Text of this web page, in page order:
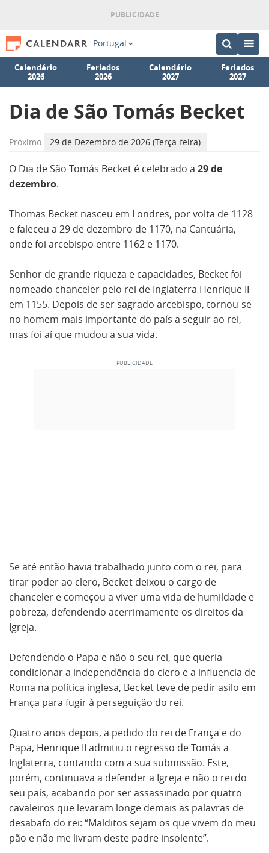
Portugal
Calendário
2026
Feriados
2026
Calendário
2027
Feriados
2027
Dia de São Tomás Becket
Próximo 29 de Dezembro de 2026 (Terça-feira)
O Dia de São Tomás Becket é celebrado a 29 de
dezembro.
Thomas Becket nasceu em Londres, por volta de 1128
e faleceu a 29 de dezembro de 1170, na Cantuária,
onde foi arcebispo entre 1162 e 1170.
Senhor de grande riqueza e capacidades, Becket foi
nomeado chanceler pelo rei de Inglaterra Henrique II
em 1155. Depois de ser sagrado arcebispo, tornou-se
no homem mais importante do país a seguir ao rei,
mas foi aí que mudou a sua vida.
Se até então havia trabalhado junto com o rei, para
tirar poder ao clero, Becket deixou o cargo de
chanceler e começou a viver uma vida de humildade e
pobreza, defendendo acerrimamente os direitos da
Igreja.
Defendendo o Papa e não o seu rei, que queria
condicionar a independência do clero e a influencia de
Roma na política inglesa, Becket teve de pedir asilo em
França para fugir à perseguição do rei.
Quatro anos depois, a pedido do rei de França e do
Papa, Henrique II admitiu o regresso de Tomás a
Inglaterra, contando com a sua submissão. Este,
porém, continuava a defender a Igreja e não o rei do
seu país, acabando por ser assassinado por quatro
cavaleiros que levaram longe demais as palavras de
desabafo do rei: “Malditos sejam os que vivem do meu
pão e não me livram deste padre insolente”.